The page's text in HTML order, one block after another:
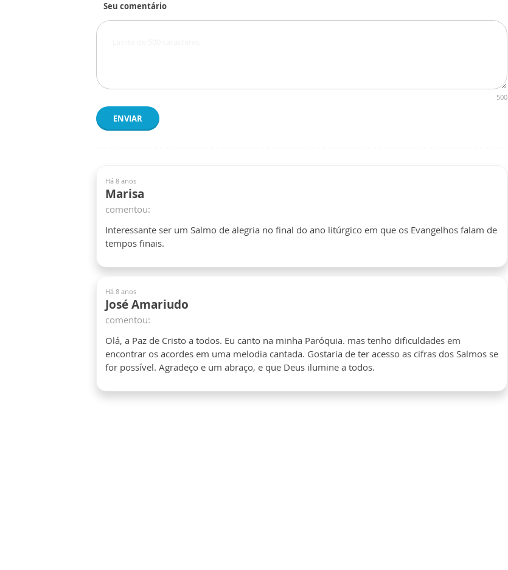
Seu comentário
500
ENVIAR
Há 8 anos
Marisa
comentou:
Interessante ser um Salmo de alegria no final do ano litúrgico em que os Evangelhos falam de
tempos finais.
Há 8 anos
José Amariudo
comentou:
Olá, a Paz de Cristo a todos. Eu canto na minha Paróquia. mas tenho dificuldades em
encontrar os acordes em uma melodia cantada. Gostaria de ter acesso as cifras dos Salmos se
for possível. Agradeço e um abraço, e que Deus ilumine a todos.